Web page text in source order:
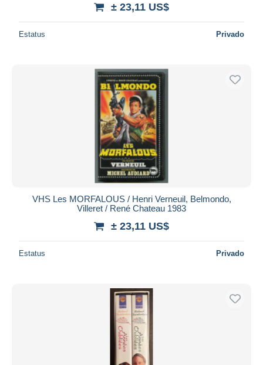
± 23,11 US$
Estatus Privado
VHS Les MORFALOUS / Henri Verneuil, Belmondo,
Villeret / René Chateau 1983
± 23,11 US$
Estatus Privado